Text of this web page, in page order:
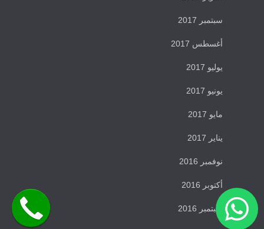
سبتمبر 2017
أغسطس 2017
يوليو 2017
يونيو 2017
مايو 2017
يناير 2017
نوفمبر 2016
أكتوبر 2016
سبتمبر 2016